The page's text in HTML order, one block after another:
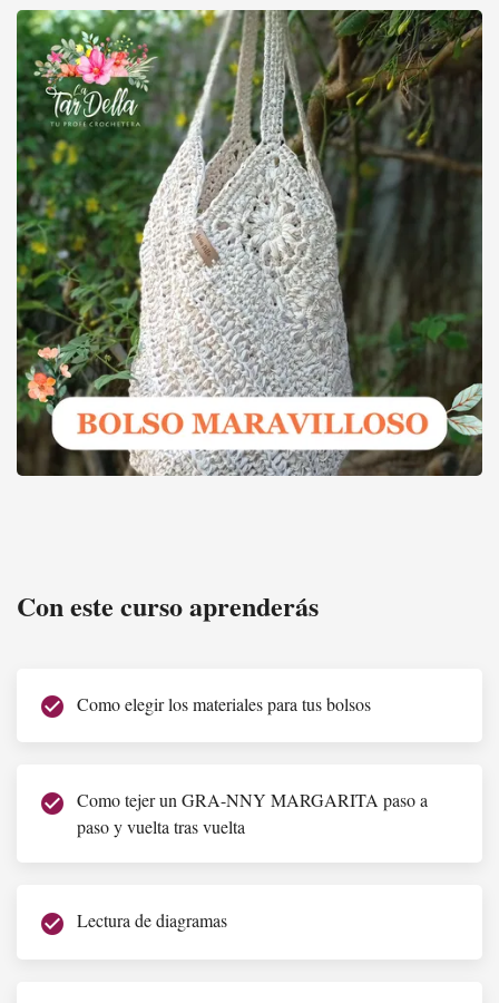
Con este curso aprenderás
check_circle Como elegir los materiales para tus bolsos
check_circle Como tejer un GRA-NNY MARGARITA paso a
paso y vuelta tras vuelta
check_circle Lectura de diagramas